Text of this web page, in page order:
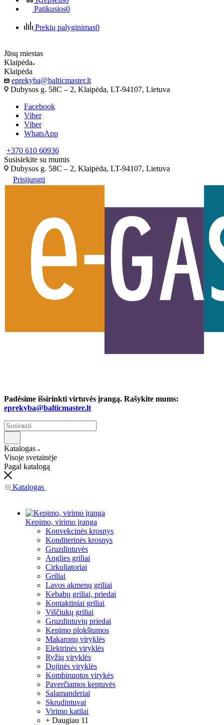
Patikusios0
Prekių palyginimas0
Jūsų miestas
Klaipėda
Klaipėda
eprekyba@balticmaster.lt
Dubysos g. 58C – 2, Klaipėda, LT-94107, Lietuva
Facebook
Viber
Viber
WhatsApp
+370 610 60936
Susisiekite su mumis
Dubysos g. 58C – 2, Klaipėda, LT-94107, Lietuva
Prisijungti
Padėsime išsirinkti virtuvės įrangą. Rašykite mums:
eprekyba@balticmaster.lt
Katalogas
Visoje svetainėje
Pagal katalogą
Katalogas
Kepimo, virimo įranga
Konvekcinės krosnys
Konditerinės krosnys
Gruzdintuvės
Anglies griliai
Cirkuliatoriai
Griliai
Lavos akmenų griliai
Kebabų griliai, priedai
Kontaktiniai griliai
Viščiukų griliai
Gruzdintuvių priedai
Kepimo plokštumos
Makaronų viryklės
Elektrinės viryklės
Ryžių viryklės
Dujinės viryklės
Kombinuotos virykės
Paverčiamos keptuvės
Salamanderiai
Skrudintuvai
Virimo katilai
+ Daugiau 11